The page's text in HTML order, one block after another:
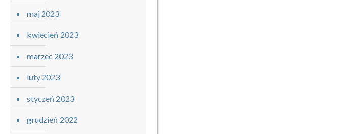
maj 2023
kwiecień 2023
marzec 2023
luty 2023
styczeń 2023
grudzień 2022